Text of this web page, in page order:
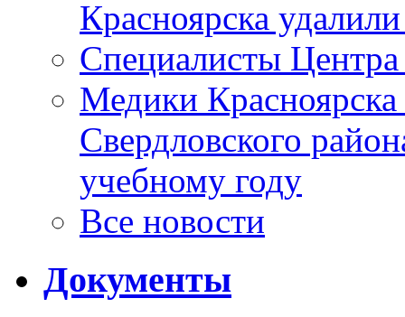
Красноярска
Специалисты
Медики
Свердловского
учебному году
Все новости
Документы